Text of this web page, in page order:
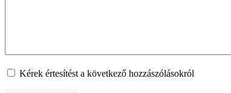
Kérek értesítést a következő hozzászólásokról